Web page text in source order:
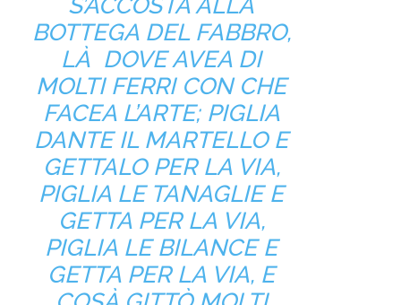
BOTTEGA DEL FABBRO,
LÀ DOVE AVEA DI
MOLTI FERRI CON CHE
FACEA L’ARTE; PIGLIA
DANTE IL MARTELLO E
GETTALO PER LA VIA,
PIGLIA LE TANAGLIE E
GETTA PER LA VIA,
PIGLIA LE BILANCE E
GETTA PER LA VIA, E